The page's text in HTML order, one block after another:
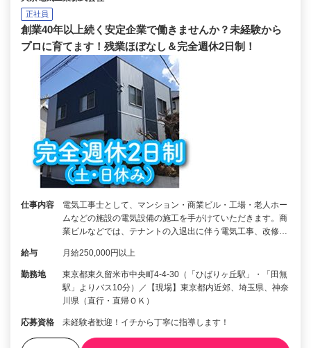
正社員
創業40年以上続く安定企業で働きませんか？未経験から
プロに育てます！残業ほぼなし＆完全週休2日制！
仕事内容
電気工事士として、マンション・商業ビル・工場・老人ホー
ムなどの施設の電気設備の施工を手がけていただきます。商
業ビルなどでは、テナントの入退出に伴う電気工事、改修…
給与 月給250,000円以上
勤務地
東京都東久留米市中央町4-4-30（「ひばりヶ丘駅」・「田無
駅」よりバス10分）／【現場】東京都内近郊、埼玉県、神奈
川県（直行・直帰ＯＫ）
応募資格 未経験者歓迎！イチから丁寧に指導します！